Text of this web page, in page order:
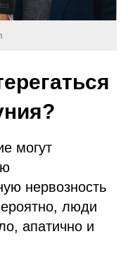
могут
нервозность
люди
апатично и